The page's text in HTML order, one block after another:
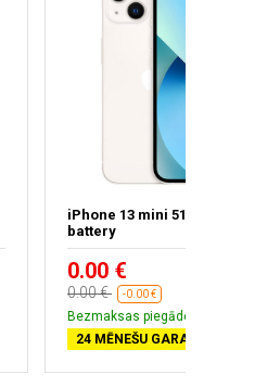
iPhone 13 mini 512GB - New
battery
0.00 €
0.00 € -0.00 €
Bezmaksas piegāde
24 MĒNEŠU GARANTIJA